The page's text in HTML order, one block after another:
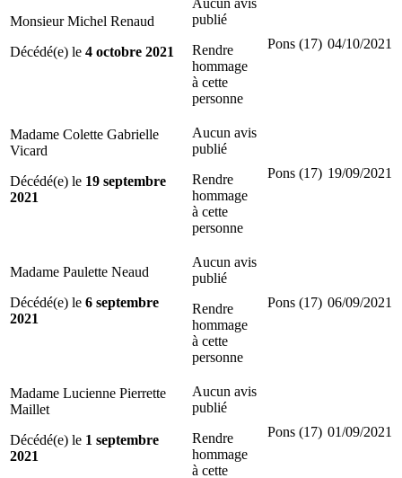
Monsieur Michel Renaud
Décédé(e) le 4 octobre 2021
publié
Rendre
hommage
à cette
personne
Pons (17) 04/10/2021
Madame Colette Gabrielle
Vicard
Décédé(e) le 19 septembre
2021
Aucun avis
publié
Rendre
hommage
à cette
personne
Pons (17) 19/09/2021
Madame Paulette Neaud
Décédé(e) le 6 septembre
2021
Aucun avis
publié
Rendre
hommage
à cette
personne
Pons (17) 06/09/2021
Madame Lucienne Pierrette
Maillet
Décédé(e) le 1 septembre
2021
Aucun avis
publié
Rendre
hommage
à cette
Pons (17) 01/09/2021